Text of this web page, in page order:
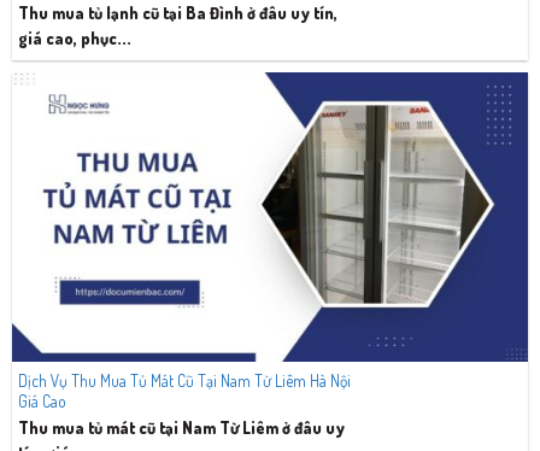
Thu mua tủ lạnh cũ tại Ba Đình ở đâu uy tín,
giá cao, phục...
Dịch Vụ Thu Mua Tủ Mát Cũ Tại Nam Từ Liêm Hà Nội
Giá Cao
Thu mua tủ mát cũ tại Nam Từ Liêm ở đâu uy